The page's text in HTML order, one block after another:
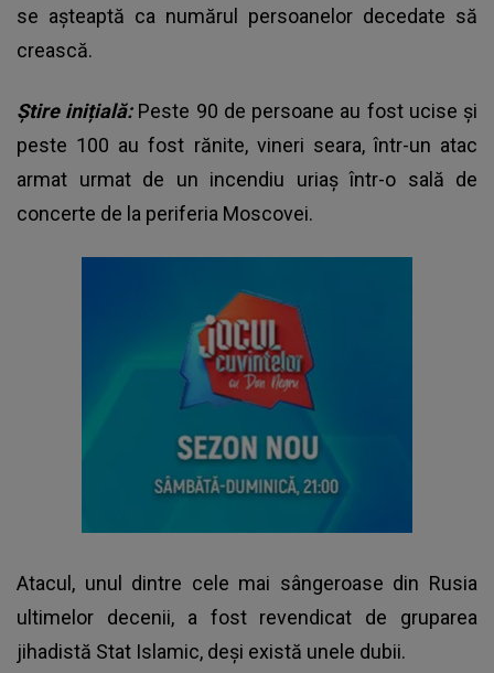
se așteaptă ca numărul persoanelor decedate să
crească.
Știre inițială: Peste 90 de persoane au fost ucise şi
peste 100 au fost rănite, vineri seara, într-un atac
armat urmat de un incendiu uriaş într-o sală de
concerte de la periferia Moscovei.
Atacul, unul dintre cele mai sângeroase din Rusia
ultimelor decenii, a fost revendicat de gruparea
jihadistă Stat Islamic, deşi există unele dubii.